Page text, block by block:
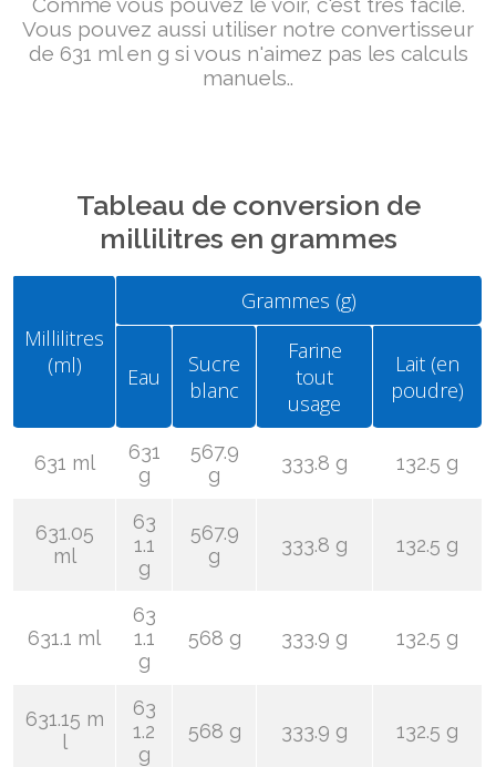
Vous pouvez aussi utiliser notre convertisseur
de 631 ml en g si vous n'aimez pas les calculs
manuels..
Tableau de conversion de
millilitres en grammes
Millilitres
(ml)
Grammes (g)
Eau
Sucre
blanc
Farine
tout
usage
Lait (en
poudre)
631 ml
631
g
567.9
g
333.8 g 132.5 g
631.05
ml
63
1.1
g
567.9
g
333.8 g 132.5 g
631.1 ml
63
1.1
g
568 g 333.9 g 132.5 g
631.15 m
l
63
1.2
g
568 g 333.9 g 132.5 g